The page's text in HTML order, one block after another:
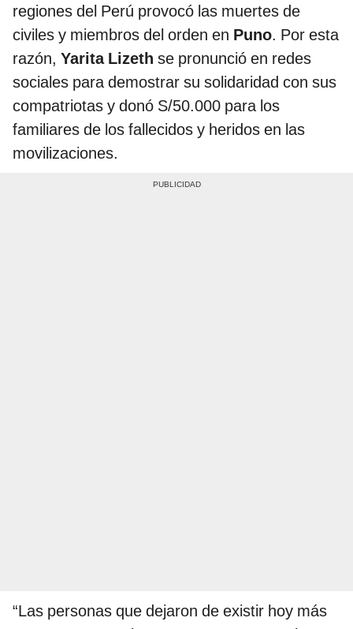
regiones del Perú provocó las muertes de
civiles y miembros del orden en Puno. Por esta
razón, Yarita Lizeth se pronunció en redes
sociales para demostrar su solidaridad con sus
compatriotas y donó S/50.000 para los
familiares de los fallecidos y heridos en las
movilizaciones.
“Las personas que dejaron de existir hoy más